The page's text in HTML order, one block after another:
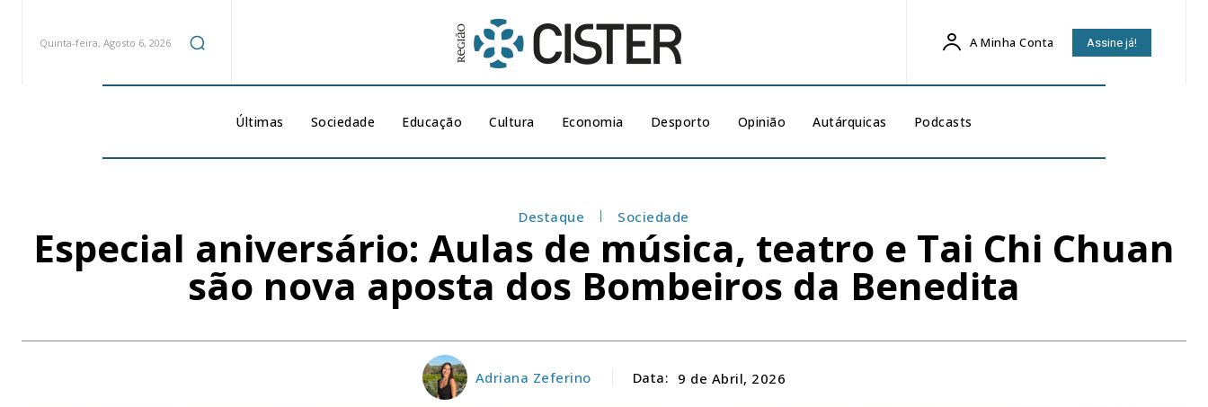
Quinta-feira, Agosto 6, 2026 A Minha Conta Assine já!
Últimas Sociedade Educação Cultura Economia Desporto Opinião Autárquicas Podcasts
Destaque Sociedade
Especial aniversário: Aulas de música, teatro e Tai Chi Chuan
são nova aposta dos Bombeiros da Benedita
Adriana Zeferino Data: 9 de Abril, 2026